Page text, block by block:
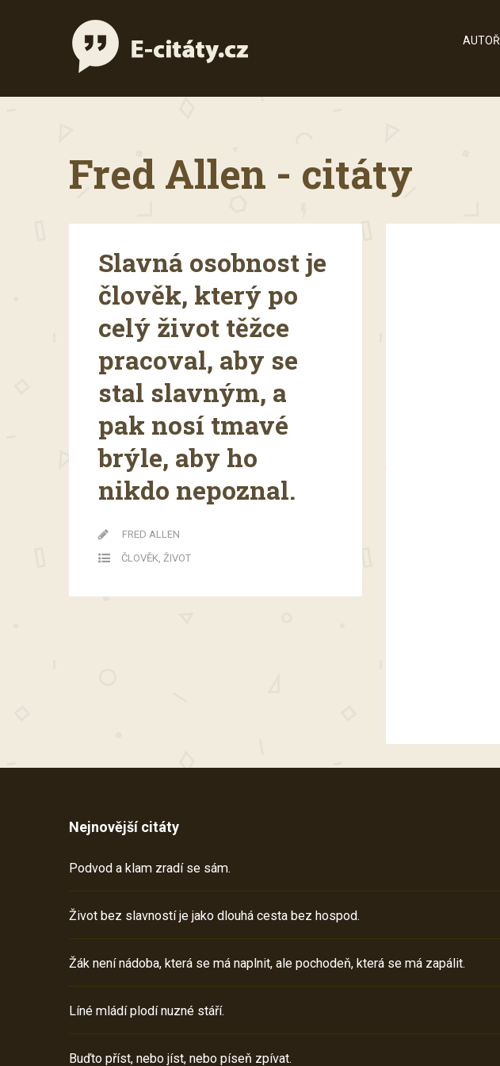
AUTOŘI
Fred Allen - citáty
Slavná osobnost je
člověk, který po
celý život těžce
pracoval, aby se
stal slavným, a
pak nosí tmavé
brýle, aby ho
nikdo nepoznal.
FRED ALLEN
ČLOVĚK ŽIVOT
Nejnovější citáty
Podvod a klam zradí se sám.
Život bez slavností je jako dlouhá cesta bez hospod.
Žák není nádoba, která se má naplnit, ale pochodeň, která se má zapálit.
Líné mládí plodí nuzné stáří.
Buďto příst, nebo jíst, nebo píseň zpívat.